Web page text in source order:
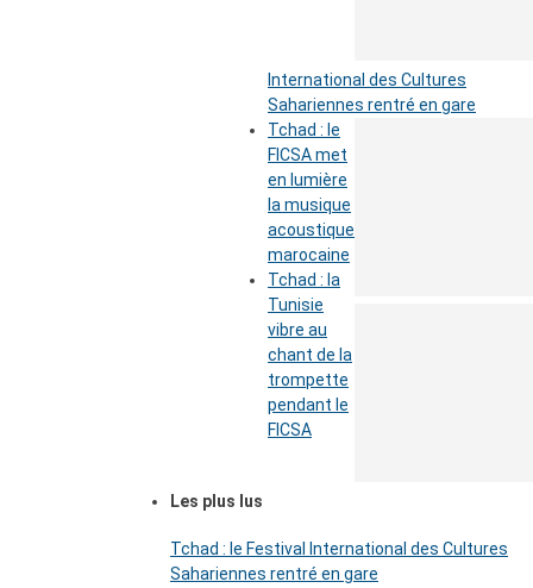
International des Cultures
Sahariennes rentré en gare
Tchad : le
FICSA met
en lumière
la musique
acoustique
marocaine
Tchad : la
Tunisie
vibre au
chant de la
trompette
pendant le
FICSA
Les plus lus
Tchad : le Festival International des Cultures
Sahariennes rentré en gare